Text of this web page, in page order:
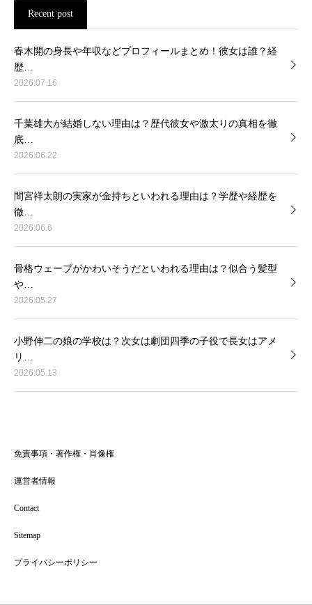
Recent post
春木開の身長や年収などプロフィールまとめ！彼女は誰？経
歴…
2026.07.16
千葉雄大が結婚しない理由は？歴代彼女や激太りの真相を徹
底…
2026.06.22
間宮祥太朗の実家が金持ちといわれる理由は？学歴や経歴を
徹…
2026.06.6
骨格ウェーブがかわいそうだといわれる理由は？似合う髪型
や…
2026.05.27
小野伸二の娘の学校は？次女は劇団四季の子役で長女はアメ
リ…
2026.05.13
免責事項・著作権・肖像権
運営者情報
Contact
Sitemap
プライバシーポリシー